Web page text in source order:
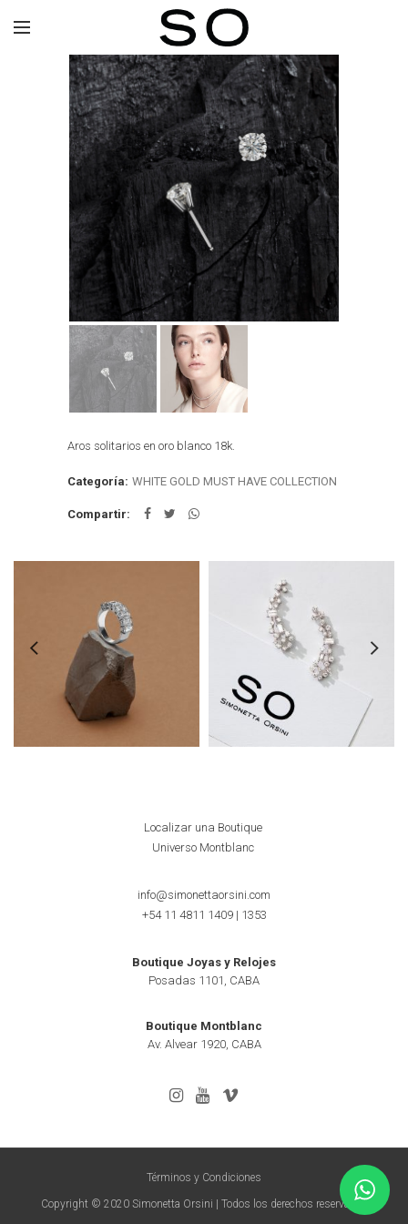
Aros solitarios en oro blanco 18k.
Categoría: WHITE GOLD MUST HAVE COLLECTION
Compartir
Localizar una Boutique
Universo Montblanc
info@simonettaorsini.com
+54 11 4811 1409| 1353
Boutique Joyas y Relojes
Posadas 1101, CABA
Boutique Montblanc
Av. Alvear 1920, CABA
Términos y Condiciones
Copyright © 2020 Simonetta Orsini | Todos los derechos reservados